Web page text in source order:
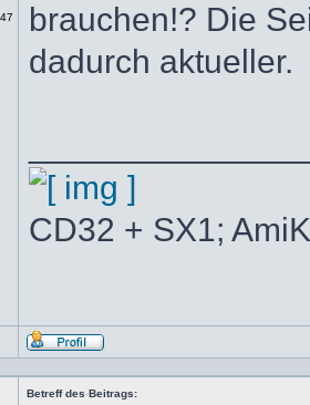
brauchen!? Die
dadurch aktueller.
CD32 + SX1;
Profil
Betreff des Beitrags: